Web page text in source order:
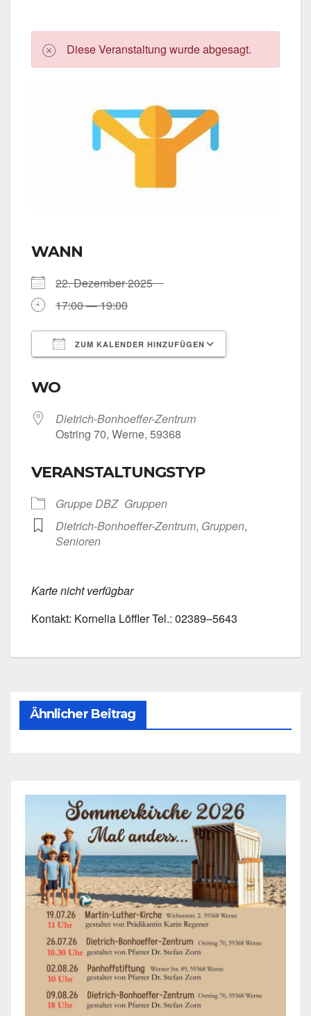
Die­se Ver­an­stal­tung wur­de abge­sagt.
WANN
22. Dezem­ber 2025
17:00 — 19:00
ZUM KALENDER HINZUFÜGEN
WO
Dietrich-Bonhoeffer-Zentrum
Ost­ring 70, Wer­ne, 59368
VERANSTALTUNGSTYP
Grup­pe DBZ Grup­pen
Dietrich-Bonhoeffer-Zentrum, Grup­pen,
Senio­ren
Kar­te nicht ver­füg­bar
Kon­takt: Kor­ne­lia Löff­ler Tel.: 02389–5643
Ähnlicher Beitrag